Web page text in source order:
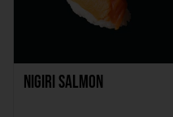
Nigiri Salmon